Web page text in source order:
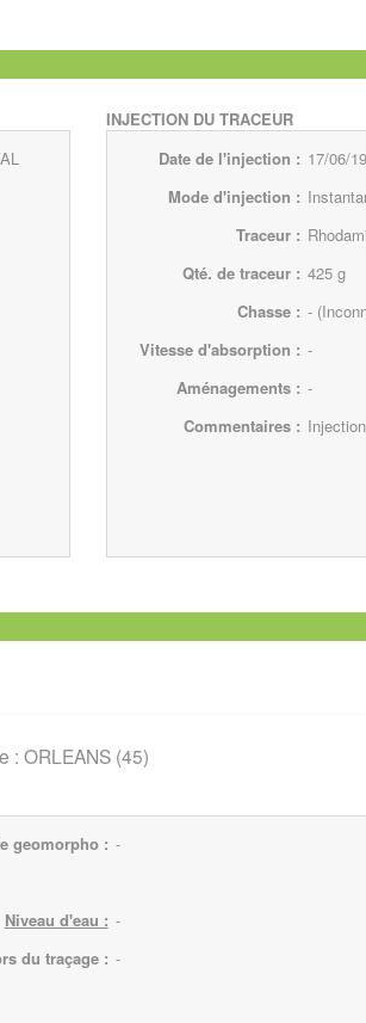
INJECTION DU TRACEUR
Date de l'injection : 17/06/
Mode d'injection :
Traceur :
Qté. de traceur : 425 g
Chasse : -
Vitesse d'absorption : -
Aménagements : -
Commentaires :
: ORLEANS (45)
geomorpho : -
Niveau d'eau : -
du traçage : -